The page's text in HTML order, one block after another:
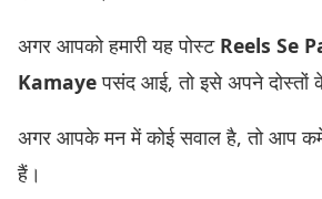
अगर आपको हमारी यह पोस्ट Reels Se
Kamayeपसंद आई, तो इसे अपने दोस्तों
अगर आपके मन में कोई सवाल है, तो आप
हैं।